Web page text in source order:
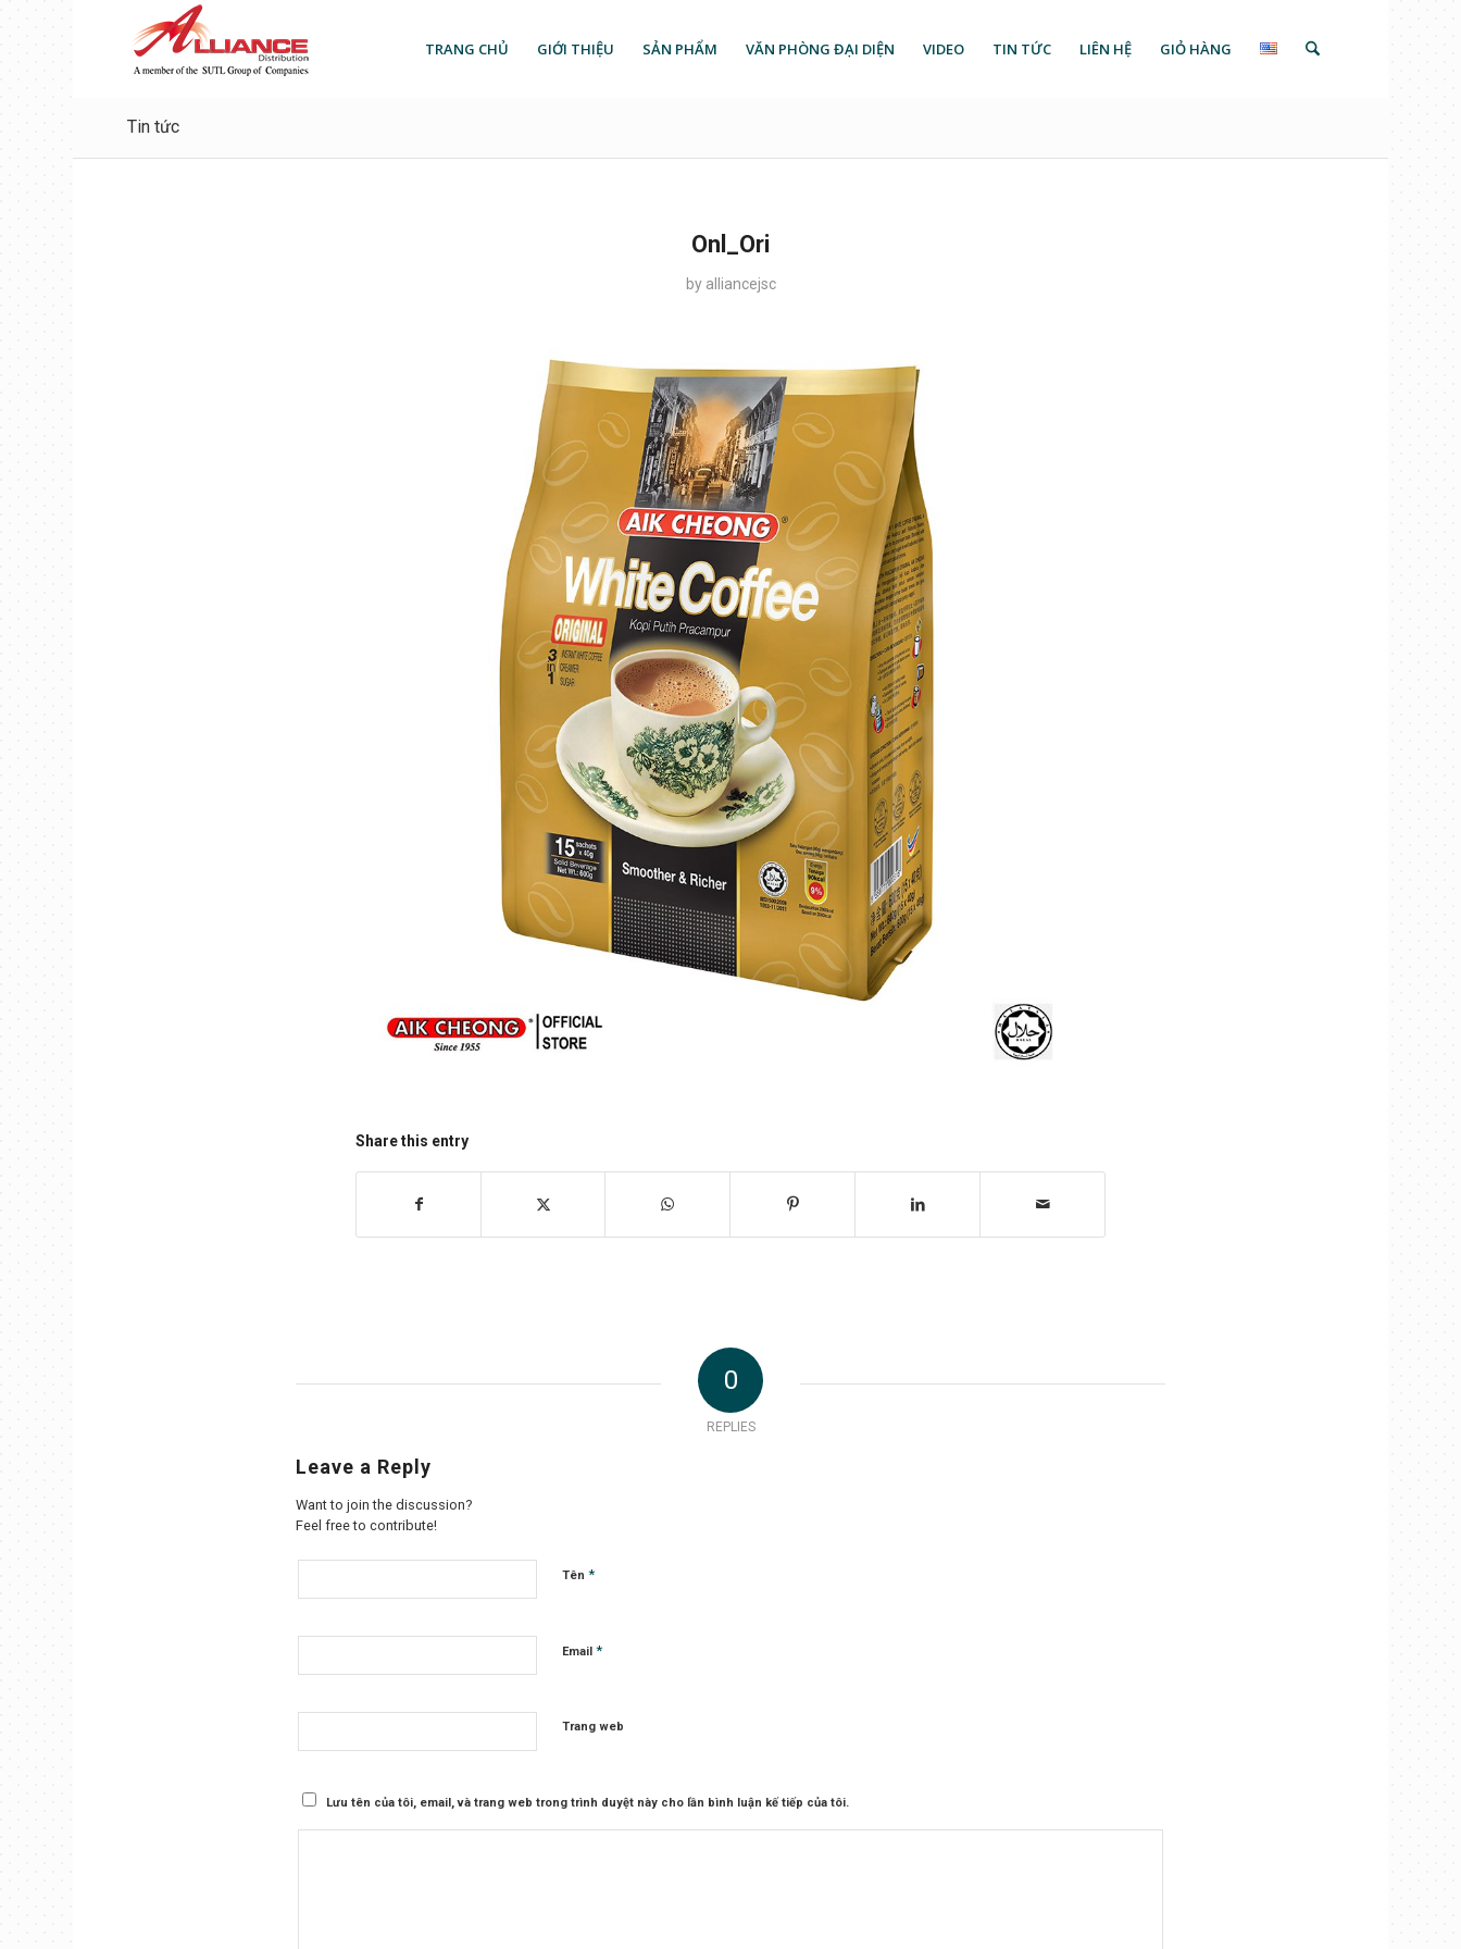
TRANG CHỦ GIỚI THIỆU SẢN PHẨM VĂN PHÒNG ĐẠI DIỆN VIDEO TIN TỨC LIÊN HỆ GIỎ HÀNG
Tin tức
Onl_Ori
by alliancejsc
Share this entry
0
REPLIES
Leave a Reply
Want to join the discussion?
Feel free to contribute!
Tên *
Email *
Trang web
Lưu tên của tôi, email, và trang web trong trình duyệt này cho lần bình luận kế tiếp của tôi.